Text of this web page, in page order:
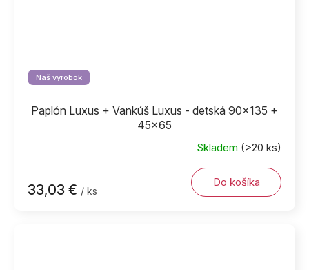
Náš výrobok
Paplón Luxus + Vankúš Luxus - detská 90x135 +
45x65
Skladem (>20 ks)
33,03 € / ks
Do košíka